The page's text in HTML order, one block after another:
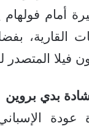
أمام
القارية،
فيلا
بدي بروين
عودة